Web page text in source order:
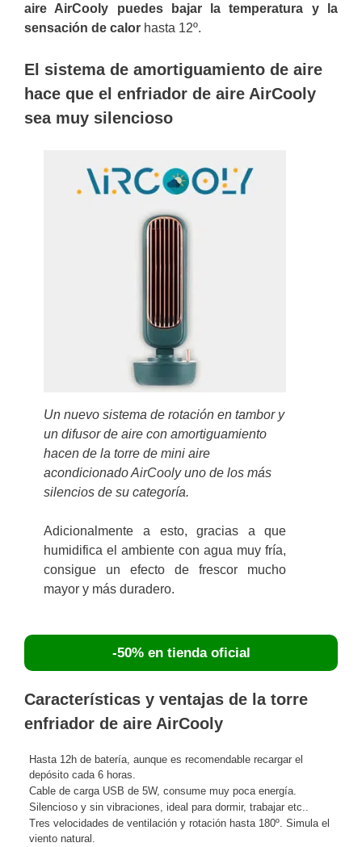
aire AirCooly puedes bajar la temperatura y la
sensación de calor hasta 12º.
El sistema de amortiguamiento de aire
hace que el enfriador de aire AirCooly
sea muy silencioso
Un nuevo sistema de rotación en tambor y
un difusor de aire con amortiguamiento
hacen de la torre de mini aire
acondicionado AirCooly uno de los más
silencios de su categoría.
Adicionalmente a esto, gracias a que
humidifica el ambiente con agua muy fría,
consigue un efecto de frescor mucho
mayor y más duradero.
-50% en tienda oficial
Características y ventajas de la torre
enfriador de aire AirCooly
Hasta 12h de batería, aunque es recomendable recargar el
depósito cada 6 horas.
Cable de carga USB de 5W, consume muy poca energía.
Silencioso y sin vibraciones, ideal para dormir, trabajar etc..
Tres velocidades de ventilación y rotación hasta 180º. Simula el
viento natural.